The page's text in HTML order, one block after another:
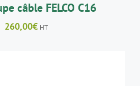
câble FELCO C16
260,00€ HT